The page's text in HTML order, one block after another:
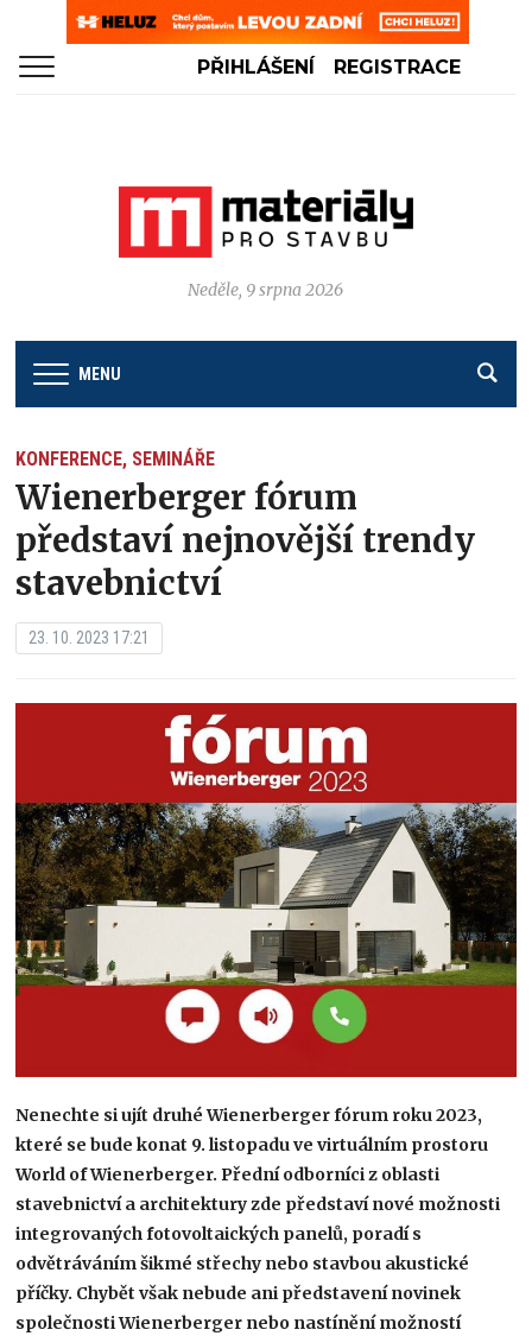
PŘIHLÁŠENÍ REGISTRACE
Neděle, 9 srpna 2026
MENU
KONFERENCE, SEMINÁŘE
Wienerberger fórum
představí nejnovější trendy
stavebnictví
23. 10. 2023 17:21
Nenechte si ujít druhé Wienerberger fórum roku 2023,
které se bude konat 9. listopadu ve virtuálním prostoru
World of Wienerberger. Přední odborníci z oblasti
stavebnictví a architektury zde představí nové možnosti
integrovaných fotovoltaických panelů, poradí s
odvětráváním šikmé střechy nebo stavbou akustické
příčky. Chybět však nebude ani představení novinek
společnosti Wienerberger nebo nastínění možností